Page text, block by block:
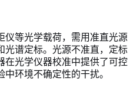
仪等光学载荷，需用准直光源
光谱定标。光源不准直，定标
在光学仪器校准中提供了可控
环境不确定性的干扰。